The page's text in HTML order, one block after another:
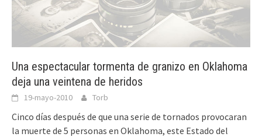
Una espectacular tormenta de granizo en Oklahoma
deja una veintena de heridos
19-mayo-2010 Torb
Cinco días después de que una serie de tornados provocaran
la muerte de 5 personas en Oklahoma, este Estado del